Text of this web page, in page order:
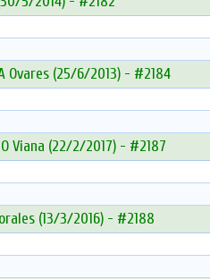
Ovares (25/6/2013) - #2184
Viana (22/2/2017) - #2187
(13/3/2016) - #2188